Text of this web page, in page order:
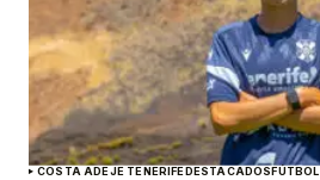
COSTA ADEJE TENERIFEDESTACADOSFÚTBOL